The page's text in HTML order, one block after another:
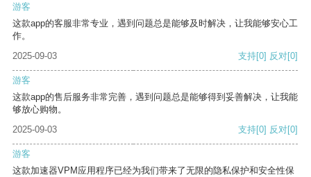
游客
这款app的客服非常专业，遇到问题总是能够及时解决，让我能够安心工
作。
2025-09-03
支持[0] 反对[0]
游客
这款app的售后服务非常完善，遇到问题总是能够得到妥善解决，让我能
够放心购物。
2025-09-03
支持[0] 反对[0]
游客
这款加速器VPM应用程序已经为我们带来了无限的隐私保护和安全性保